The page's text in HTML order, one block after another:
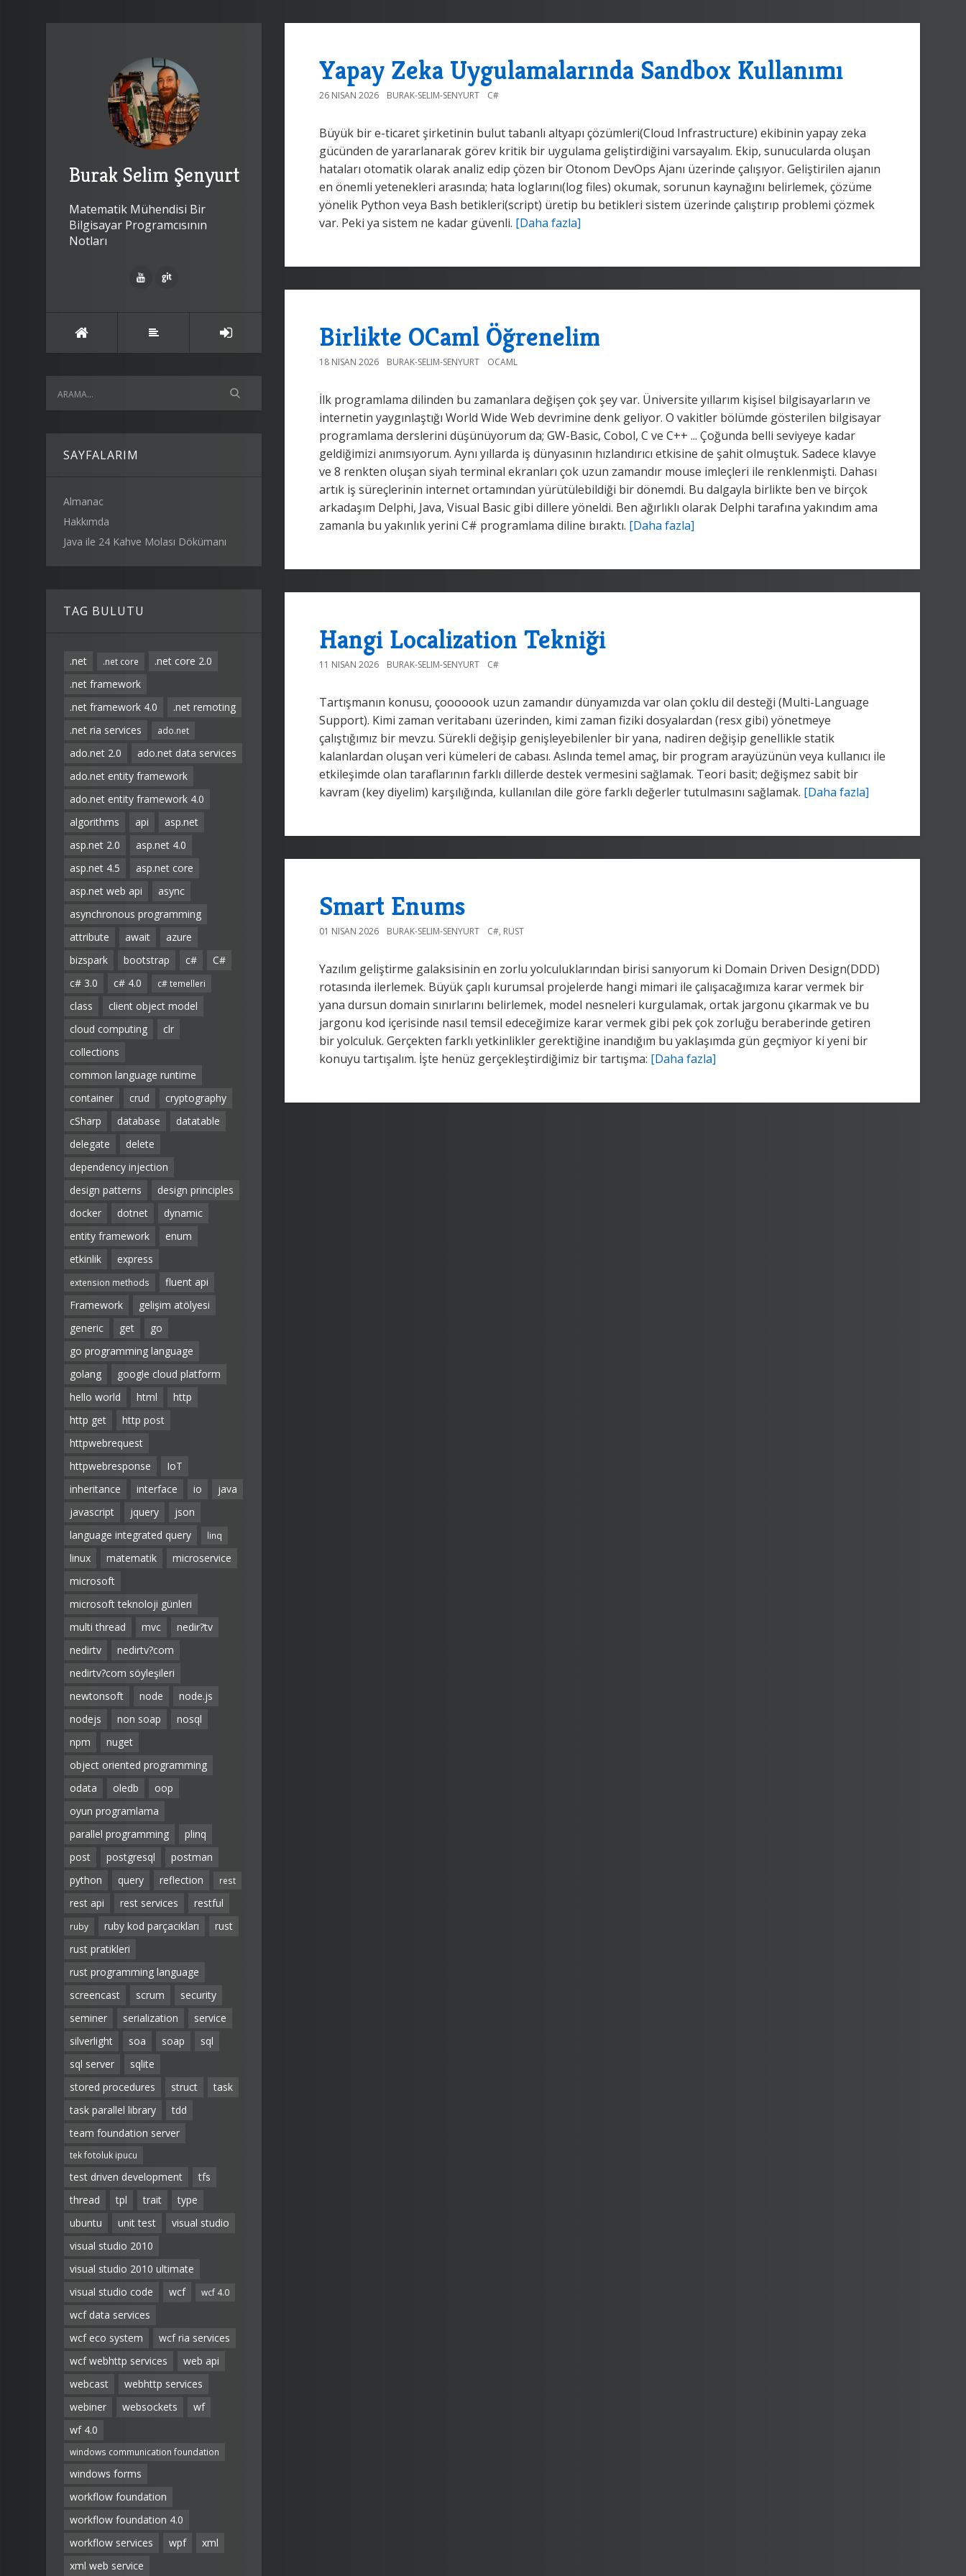
Burak Selim Şenyurt
Matematik Mühendisi Bir
Bilgisayar Programcısının
Notları
SAYFALARIM
Almanac
Hakkımda
Java ile 24 Kahve Molası Dökümanı
TAG BULUTU
.net .net core
.net core 2.0
.net framework
.net framework 4.0
.net remoting
.net ria services
ado.net
ado.net 2.0
ado.net data services
ado.net entity framework
ado.net entity framework 4.0
algorithms
api
asp.net
asp.net 2.0
asp.net 4.0
asp.net 4.5
asp.net core
asp.net web api
async
asynchronous programming
attribute
await
azure
bizspark
bootstrap c#
C#
c# 3.0
c# 4.0 c# temelleri
class
client object model
cloud computing
clr
collections
common language runtime
container
crud
cryptography
cSharp
database
datatable
delegate
delete
dependency injection
design patterns
design principles
docker
dotnet
dynamic
entity framework
enum
etkinlik
express
extension methods
fluent api
Framework
gelişim atölyesi
generic
get
go
go programming language
golang
google cloud platform
hello world
html
http
http get
http post
httpwebrequest
httpwebresponse
IoT
inheritance
interface io
java
javascript
jquery
json
language integrated query
linq
linux matematik
microservice
microsoft
microsoft teknoloji günleri
multi thread
mvc
nedir?tv
nedirtv
nedirtv?com
nedirtv?com söyleşileri
newtonsoft
node
node.js
nodejs
non soap
nosql
npm
nuget
object oriented programming
odata
oledb
oop
oyun programlama
parallel programming
plinq
post
postgresql
postman
python
query reflection rest
rest api rest services restful
ruby ruby kod parçacıkları
rust
rust pratikleri
rust programming language
screencast
scrum
security
seminer
serialization
service
silverlight
soa soap
sql
sql server
sqlite
stored procedures
struct
task
task parallel library
tdd
team foundation server
tek fotoluk ipucu
test driven development
tfs
thread
tpl trait
type
ubuntu
unit test
visual studio
visual studio 2010
visual studio 2010 ultimate
visual studio code
wcf wcf 4.0
wcf data services
wcf eco system
wcf ria services
wcf webhttp services
web api
webcast
webhttp services
webiner
websockets
wf
wf 4.0
windows communication foundation
windows forms
workflow foundation
workflow foundation 4.0
workflow services
wpf
xml
xml web service
Yapay Zeka Uygulamalarında Sandbox Kullanımı
26 NISAN 2026 BURAK-SELIM-SENYURT C#
Büyük bir e-ticaret şirketinin bulut tabanlı altyapı çözümleri(Cloud Infrastructure) ekibinin yapay zeka
gücünden de yararlanarak görev kritik bir uygulama geliştirdiğini varsayalım. Ekip, sunucularda oluşan
hataları otomatik olarak analiz edip çözen bir Otonom DevOps Ajanı üzerinde çalışıyor. Geliştirilen ajanın
en önemli yetenekleri arasında; hata loglarını(log files) okumak, sorunun kaynağını belirlemek, çözüme
yönelik Python veya Bash betikleri(script) üretip bu betikleri sistem üzerinde çalıştırıp problemi çözmek
var. Peki ya sistem ne kadar güvenli. [Daha fazla]
Birlikte OCaml Öğrenelim
18 NISAN 2026 BURAK-SELIM-SENYURT OCAML
İlk programlama dilinden bu zamanlara değişen çok şey var. Üniversite yıllarım kişisel bilgisayarların ve
internetin yaygınlaştığı World Wide Web devrimine denk geliyor. O vakitler bölümde gösterilen bilgisayar
programlama derslerini düşünüyorum da; GW-Basic, Cobol, C ve C++ ... Çoğunda belli seviyeye kadar
geldiğimizi anımsıyorum. Aynı yıllarda iş dünyasının hızlandırıcı etkisine de şahit olmuştuk. Sadece klavye
ve 8 renkten oluşan siyah terminal ekranları çok uzun zamandır mouse imleçleri ile renklenmişti. Dahası
artık iş süreçlerinin internet ortamından yürütülebildiği bir dönemdi. Bu dalgayla birlikte ben ve birçok
arkadaşım Delphi, Java, Visual Basic gibi dillere yöneldi. Ben ağırlıklı olarak Delphi tarafına yakındım ama
zamanla bu yakınlık yerini C# programlama diline bıraktı. [Daha fazla]
Hangi Localization Tekniği
11 NISAN 2026 BURAK-SELIM-SENYURT C#
Tartışmanın konusu, çooooook uzun zamandır dünyamızda var olan çoklu dil desteği (Multi-Language
Support). Kimi zaman veritabanı üzerinden, kimi zaman fiziki dosyalardan (resx gibi) yönetmeye
çalıştığımız bir mevzu. Sürekli değişip genişleyebilenler bir yana, nadiren değişip genellikle statik
kalanlardan oluşan veri kümeleri de cabası. Aslında temel amaç, bir program arayüzünün veya kullanıcı ile
etkileşimde olan taraflarının farklı dillerde destek vermesini sağlamak. Teori basit; değişmez sabit bir
kavram (key diyelim) karşılığında, kullanılan dile göre farklı değerler tutulmasını sağlamak. [Daha fazla]
Smart Enums
01 NISAN 2026 BURAK-SELIM-SENYURT C#, RUST
Yazılım geliştirme galaksisinin en zorlu yolculuklarından birisi sanıyorum ki Domain Driven Design(DDD)
rotasında ilerlemek. Büyük çaplı kurumsal projelerde hangi mimari ile çalışacağımıza karar vermek bir
yana dursun domain sınırlarını belirlemek, model nesneleri kurgulamak, ortak jargonu çıkarmak ve bu
jargonu kod içerisinde nasıl temsil edeceğimize karar vermek gibi pek çok zorluğu beraberinde getiren
bir yolculuk. Gerçekten farklı yetkinlikler gerektiğine inandığım bu yaklaşımda gün geçmiyor ki yeni bir
konuyu tartışalım. İşte henüz gerçekleştirdiğimiz bir tartışma: [Daha fazla]